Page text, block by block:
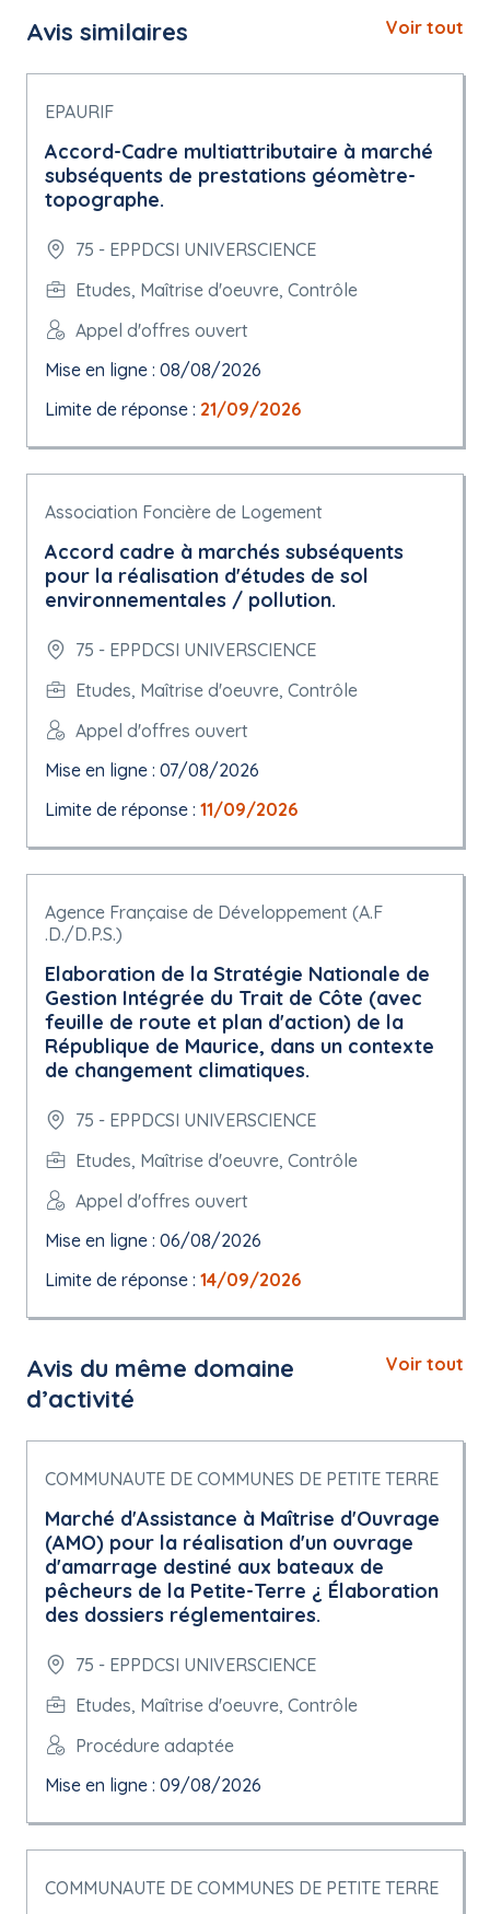
Avis similaires Voir tout
EPAURIF
Accord-Cadre multiattributaire à marché
subséquents de prestations géomètre-
topographe.
75 - EPPDCSI UNIVERSCIENCE
Etudes, Maîtrise d'oeuvre, Contrôle
Appel d'offres ouvert
Mise en ligne : 08/08/2026
Limite de réponse : 21/09/2026
Association Foncière de Logement
Accord cadre à marchés subséquents
pour la réalisation d'études de sol
environnementales / pollution.
75 - EPPDCSI UNIVERSCIENCE
Etudes, Maîtrise d'oeuvre, Contrôle
Appel d'offres ouvert
Mise en ligne : 07/08/2026
Limite de réponse : 11/09/2026
Agence Française de Développement (A.F
.D./D.P.S.)
Elaboration de la Stratégie Nationale de
Gestion Intégrée du Trait de Côte (avec
feuille de route et plan d'action) de la
République de Maurice, dans un contexte
de changement climatiques.
75 - EPPDCSI UNIVERSCIENCE
Etudes, Maîtrise d'oeuvre, Contrôle
Appel d'offres ouvert
Mise en ligne : 06/08/2026
Limite de réponse : 14/09/2026
Avis du même domaine
d’activité
Voir tout
COMMUNAUTE DE COMMUNES DE PETITE TERRE
Marché d'Assistance à Maîtrise d'Ouvrage
(AMO) pour la réalisation d'un ouvrage
d'amarrage destiné aux bateaux de
pêcheurs de la Petite-Terre ¿ Élaboration
des dossiers réglementaires.
75 - EPPDCSI UNIVERSCIENCE
Etudes, Maîtrise d'oeuvre, Contrôle
Procédure adaptée
Mise en ligne : 09/08/2026
COMMUNAUTE DE COMMUNES DE PETITE TERRE